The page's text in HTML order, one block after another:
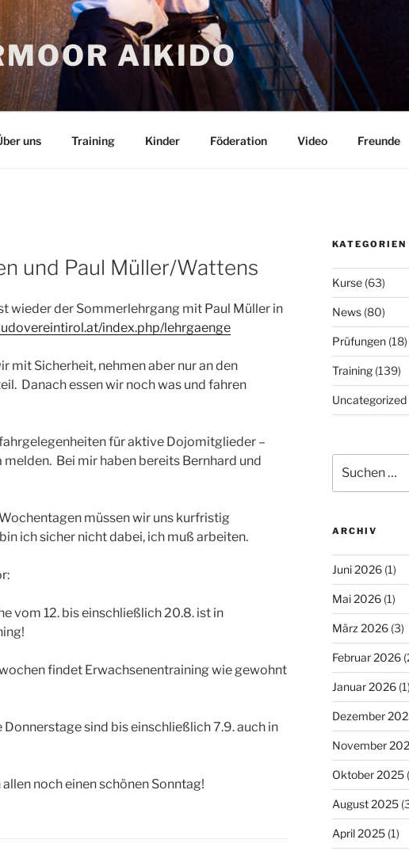
AIKIDO
uns Training Kinder Föderation Video Freunde
und Paul Müller/Wattens
wieder der Sommerlehrgang mit Paul Müller in
index.php/lehrgaenge
mit Sicherheit, nehmen aber nur an den
Danach essen wir noch was und fahren
für aktive Dojomitglieder –
melden. Bei mir haben bereits Bernhard und
müssen wir uns kurfristig
ich sicher nicht dabei, ich muß arbeiten.
vom 12. bis einschließlich 20.8. ist in
findet Erwachsenentraining wie gewohnt
sind bis einschließlich 7.9. auch in
noch einen schönen Sonntag!
KATEGORIEN
Kurse(63)
News(80)
Prüfungen(18)
Training(139)
Uncategorized
nach:
ARCHIV
Juni 2026(1)
Mai 2026(1)
März 2026(3)
Februar 2026
Januar 2026(1)
Dezember
November
Oktober 2025
August 2025
April 2025(1)